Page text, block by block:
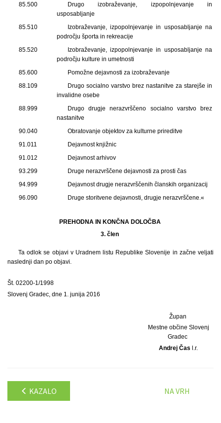
85.500
Drugo izobraževanje, izpopolnjevanje in
usposabljanje
85.510
Izobraževanje, izpopolnjevanje in usposabljanje na
področju športa in rekreacije
85.520
Izobraževanje, izpopolnjevanje in usposabljanje na
področju kulture in umetnosti
85.600
Pomožne dejavnosti za izobraževanje
88.109
Drugo socialno varstvo brez nastanitve za starejše in
invalidne osebe
88.999
Drugo drugje nerazvrščeno socialno varstvo brez
nastanitve
90.040
Obratovanje objektov za kulturne prireditve
91.011
Dejavnost knjižnic
91.012
Dejavnost arhivov
93.299
Druge nerazvrščene dejavnosti za prosti čas
94.999
Dejavnost drugje nerazvrščenih članskih organizacij
96.090
Druge storitvene dejavnosti, drugje nerazvrščene.«
PREHODNA IN KONČNA DOLOČBA
3. člen
Ta odlok se objavi v Uradnem listu Republike Slovenije in začne veljati
naslednji dan po objavi.
Št. 02200-1/1998
Slovenj Gradec, dne 1. junija 2016
Župan
Mestne občine Slovenj
Gradec
Andrej Čas l.r.
KAZALO NA VRH